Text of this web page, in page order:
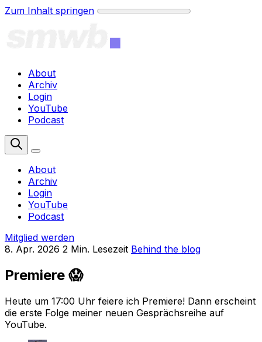
Zum Inhalt springen
About
Archiv
Login
YouTube
Podcast
About
Archiv
Login
YouTube
Podcast
Mitglied werden
8. Apr. 2026 2 Min. Lesezeit Behind the blog
Premiere 😱
Heute um 17:00 Uhr feiere ich Premiere! Dann erscheint
die erste Folge meiner neuen Gesprächsreihe auf
YouTube.